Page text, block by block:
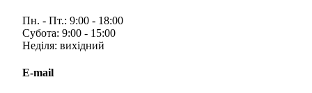
Пн. - Пт.: 9:00 - 18:00
Субота: 9:00 - 15:00
Неділя: вихідний
E-mail